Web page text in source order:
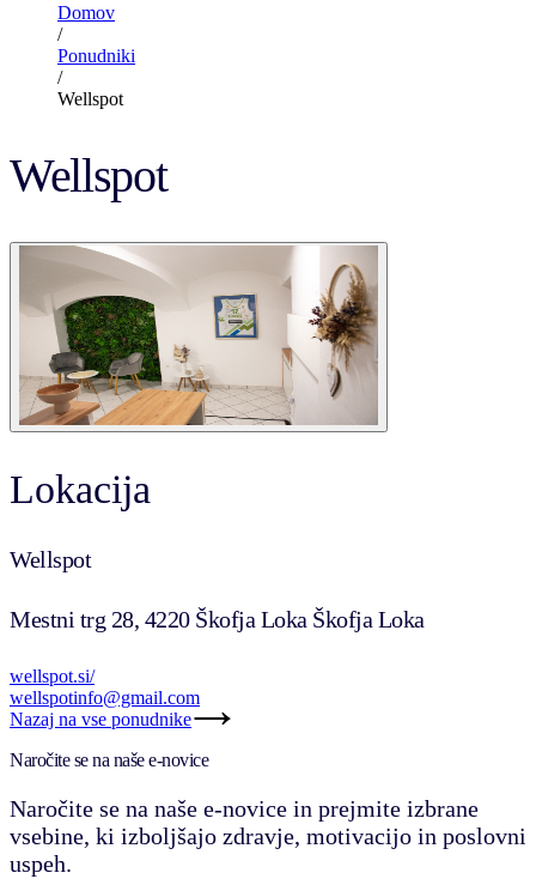
Domov
/
Ponudniki
/
Wellspot
Wellspot
Lokacija
Wellspot
Mestni trg 28, 4220 Škofja Loka Škofja Loka
wellspot.si/
wellspotinfo@gmail.com
Nazaj na vse ponudnike
Naročite se na naše e-novice
Naročite se na naše e-novice in prejmite izbrane
vsebine, ki izboljšajo zdravje, motivacijo in poslovni
uspeh.